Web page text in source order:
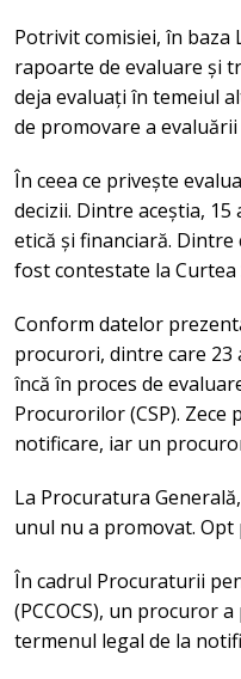
Potrivit comisiei, în baza
rapoarte de evaluare și
deja evaluați în temeiul
de promovare a
În ceea ce privește
decizii. Dintre aceștia,
etică și financiară. Dintre
fost contestate la
Conform datelor
procurori, dintre care
încă în proces de
Procurorilor (CSP).
notificare, iar un
La Procuratura
unul nu a promovat. Opt
În cadrul Procuraturii
(PCCOCS), un procuror
termenul legal de la